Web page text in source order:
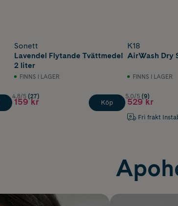
Sonett
Lavendel Flytande Tvättmedel
2 liter
FINNS I LAGER
4.8/5 (27)
159 kr Köp
K18
AirWash Dry
FINNS I LAGER
5.0/5 (9)
529 kr
Fri frakt